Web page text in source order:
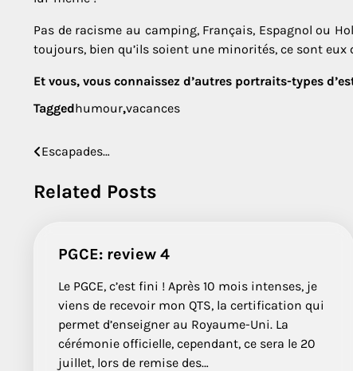
Pas de racisme au camping, Français, Espagnol ou
toujours, bien qu’ils soient une minorités, ce sont
Et vous, vous connaissez d’autres portraits-types
Taggedhumour,vacances
Post
navigation
Escapades…
Related Posts
PGCE: review 4
Le PGCE, c’est fini ! Après 10 mois intenses, je
viens de recevoir mon QTS, la certification qui
permet d’enseigner au Royaume-Uni. La
cérémonie officielle, cependant, ce sera le 20
juillet, lors de remise des…